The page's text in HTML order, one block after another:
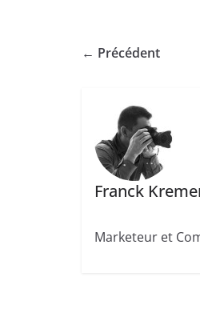
← Précédent
Franck
Marketeur et